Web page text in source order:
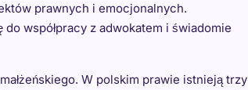
prawnych i emocjonalnych.
współpracy z adwokatem i świadomie
W polskim prawie istnieją trzy